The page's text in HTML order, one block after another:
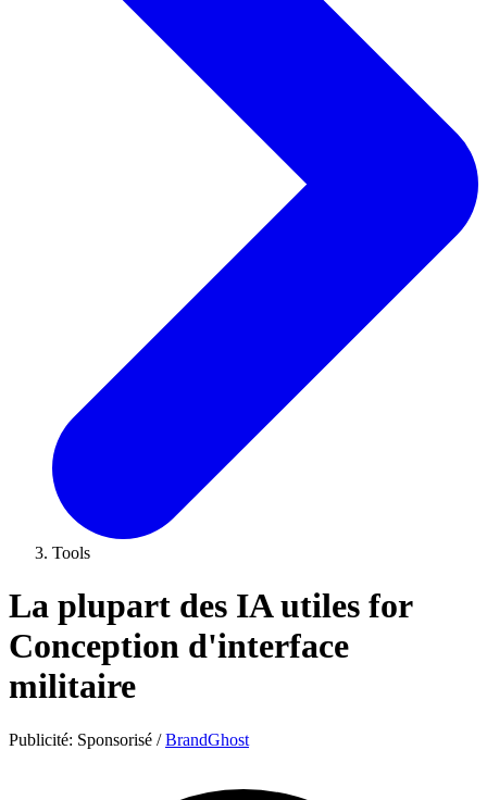
Tools
La plupart des IA utiles for
Conception d'interface
militaire
Publicité: Sponsorisé / BrandGhost